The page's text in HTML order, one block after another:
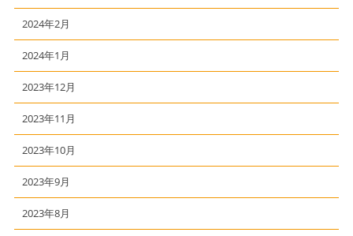
2024年2月
2024年1月
2023年12月
2023年11月
2023年10月
2023年9月
2023年8月